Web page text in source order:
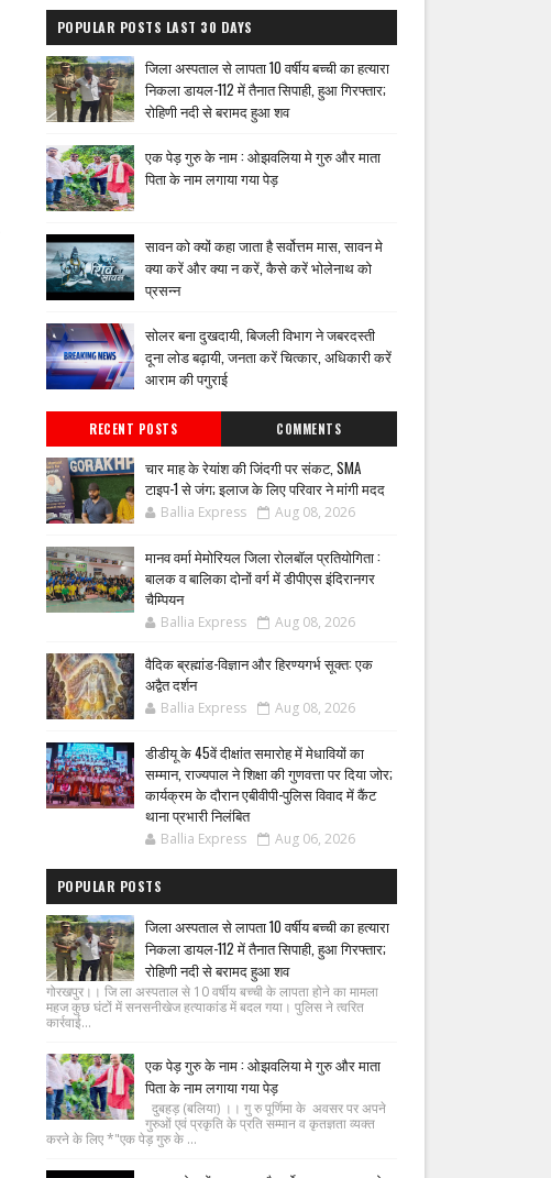
POPULAR POSTS LAST 30 DAYS
जिला अस्पताल से लापता 10 वर्षीय बच्ची का हत्यारा
निकला डायल-112 में तैनात सिपाही, हुआ गिरफ्तार;
रोहिणी नदी से बरामद हुआ शव
एक पेड़ गुरु के नाम : ओझवलिया मे गुरु और माता
पिता के नाम लगाया गया पेड़
सावन को क्यों कहा जाता है सर्वोत्तम मास, सावन मे
क्या करें और क्या न करें, कैसे करें भोलेनाथ को
प्रसन्न
सोलर बना दुखदायी, बिजली विभाग ने जबरदस्ती
दूना लोड बढ़ायी, जनता करें चित्कार, अधिकारी करें
आराम की पगुराई
RECENT POSTS COMMENTS
चार माह के रेयांश की जिंदगी पर संकट, SMA
टाइप-1 से जंग; इलाज के लिए परिवार ने मांगी मदद
Ballia Express Aug 08, 2026
मानव वर्मा मेमोरियल जिला रोलबॉल प्रतियोगिता :
बालक व बालिका दोनों वर्ग में डीपीएस इंदिरानगर
चैम्पियन
Ballia Express Aug 08, 2026
वैदिक ब्रह्मांड-विज्ञान और हिरण्यगर्भ सूक्त: एक
अद्वैत दर्शन
Ballia Express Aug 08, 2026
डीडीयू के 45वें दीक्षांत समारोह में मेधावियों का
सम्मान, राज्यपाल ने शिक्षा की गुणवत्ता पर दिया जोर;
कार्यक्रम के दौरान एबीवीपी-पुलिस विवाद में कैंट
थाना प्रभारी निलंबित
Ballia Express Aug 06, 2026
POPULAR POSTS
जिला अस्पताल से लापता 10 वर्षीय बच्ची का हत्यारा
निकला डायल-112 में तैनात सिपाही, हुआ गिरफ्तार;
रोहिणी नदी से बरामद हुआ शव
गोरखपुर।। जि ला अस्पताल से 10 वर्षीय बच्ची के लापता होने का मामला
महज कुछ घंटों में सनसनीखेज हत्याकांड में बदल गया। पुलिस ने त्वरित
कार्रवाई...
एक पेड़ गुरु के नाम : ओझवलिया मे गुरु और माता
पिता के नाम लगाया गया पेड़
दुबहड़ (बलिया) ।। गु रु पूर्णिमा के अवसर पर अपने
गुरुओं एवं प्रकृति के प्रति सम्मान व कृतज्ञता व्यक्त
करने के लिए *"एक पेड़ गुरु के ...